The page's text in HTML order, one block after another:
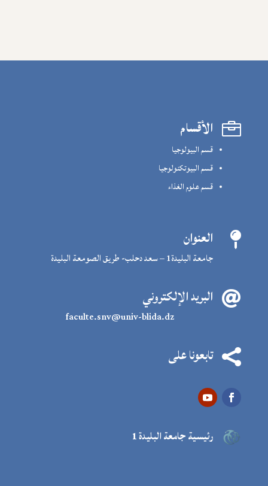
 الأقسام
قسم البيولوجيا
قسم البيوتكنولوجيا
قسم علوم الغذاء
 العنوان
جامعة البليدة1 – سعد دحلب- طريق الصومعة البليدة
 البريد الإلكتروني
faculte.snv@univ-blida.dz
 تابعونا على
رئيسية جامعة البليدة 1